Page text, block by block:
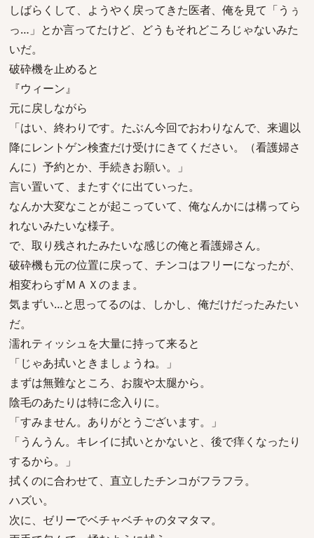
しばらくして、ようやく戻ってきた医者、俺を見て「うぅ
っ…」とか言ってたけど、どうもそれどころじゃないみた
いだ。
破砕機を止めると
『ウィーン』
元に戻しながら
「はい、終わりです。たぶん今回でおわりなんで、来週以
降にレントゲン検査だけ受けにきてください。（看護婦さ
んに）予約とか、手続きお願い。」
言い置いて、またすぐに出ていった。
なんか大変なことが起こっていて、俺なんかには構ってら
れないみたいな様子。
で、取り残されたみたいな感じの俺と看護婦さん。
破砕機も元の位置に戻って、チンコはフリーになったが、
相変わらずＭＡＸのまま。
気まずい…と思ってるのは、しかし、俺だけだったみたい
だ。
濡れティッシュを大量に持って来ると
「じゃあ拭いときましょうね。」
まずは無難なところ、お腹や太腿から。
陰毛のあたりは特に念入りに。
「すみません。ありがとうございます。」
「うんうん。キレイに拭いとかないと、後で痒くなったり
するから。」
拭くのに合わせて、直立したチンコがフラフラ。
ハズい。
次に、ゼリーでベチャベチャのタマタマ。